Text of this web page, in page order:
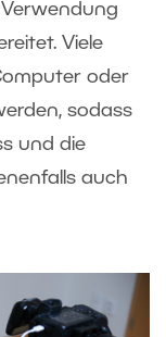
Viele
oder
sodass
und die
auch